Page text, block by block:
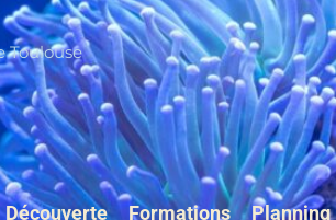
Toulouse
Découverte Formations Planning